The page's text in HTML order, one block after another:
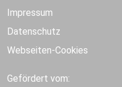
Impressum
Datenschutz
Webseiten-Cookies
Gefördert vom: